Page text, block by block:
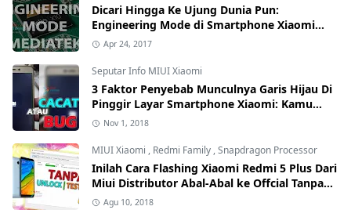
Dicari Hingga Ke Ujung Dunia Pun:
Engineering Mode di Smartphone Xiaomi
Kamu Hilang? Ini Tutorial Cara
Apr 24, 2017
Seputar Info MIUI Xiaomi
3 Faktor Penyebab Munculnya Garis Hijau Di
Pinggir Layar Smartphone Xiaomi: Kamu
yang Mana?
Nov 1, 2018
MIUI Xiaomi , Redmi Family ,Snapdragon Processor
Inilah Cara Flashing Xiaomi Redmi 5 Plus Dari
Miui Distributor Abal-Abal ke Offcial Tanpa
Test Point dan Tanpa Unlock Bootloader
Agu 10, 2018